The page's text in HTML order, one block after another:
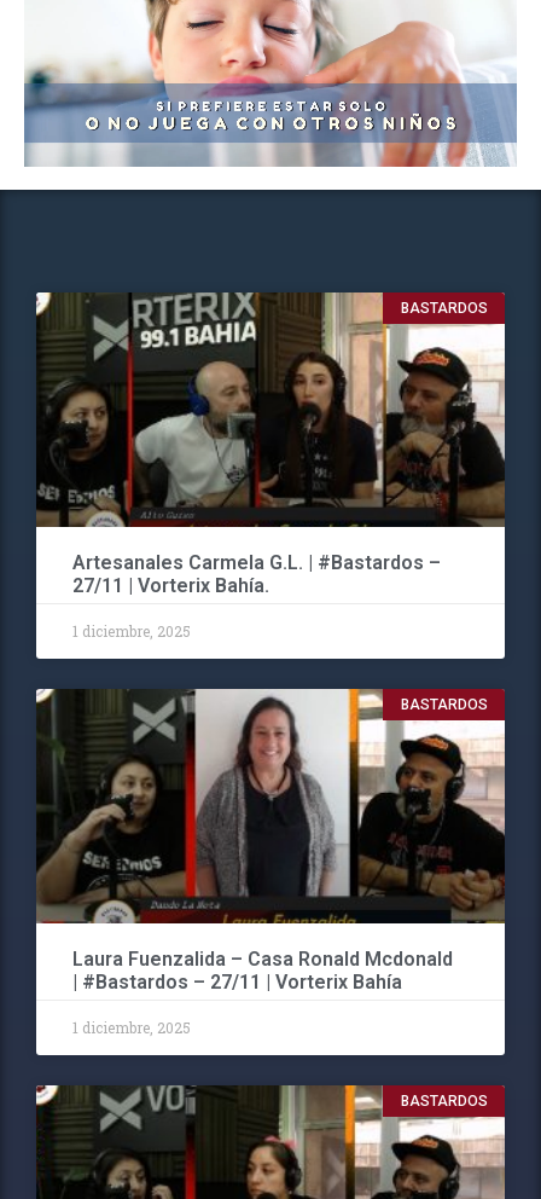
BASTARDOS
Artesanales Carmela G.L. | #Bastardos –
27/11 | Vorterix Bahía.
1 diciembre, 2025
BASTARDOS
Laura Fuenzalida – Casa Ronald Mcdonald
| #Bastardos – 27/11 | Vorterix Bahía
1 diciembre, 2025
BASTARDOS